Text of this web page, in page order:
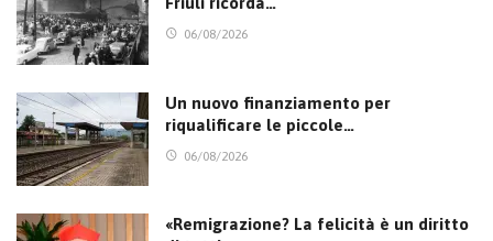
06/08/2026
Un nuovo finanziamento per
riqualificare le piccole…
06/08/2026
«Remigrazione? La felicità è un diritto